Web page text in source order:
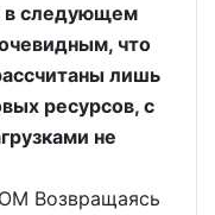
в следующем
что
лишь
ресурсов, с
не
Возвращаясь